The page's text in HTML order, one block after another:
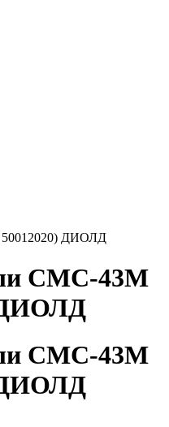
50012020) ДИОЛД
СМС-43М
ДИОЛД
СМС-43М
ДИОЛД